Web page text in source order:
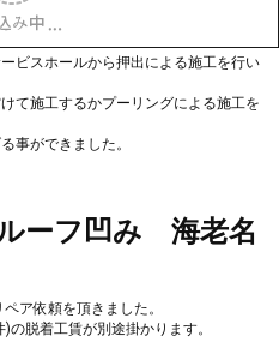
能です。
で頂けました。
ない・仕上がりに影響する場合もあり
凹み修理
す。